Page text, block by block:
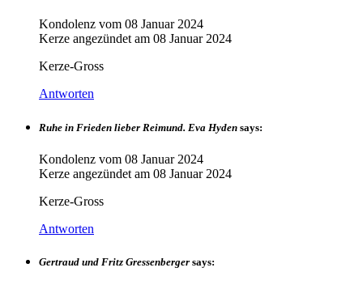
Kondolenz vom 08 Januar 2024
Kerze angezündet am 08 Januar 2024
Kerze-Gross
Antworten
Ruhe in Frieden lieber Reimund. Eva Hyden says:
Kondolenz vom 08 Januar 2024
Kerze angezündet am 08 Januar 2024
Kerze-Gross
Antworten
Gertraud und Fritz Gressenberger says: